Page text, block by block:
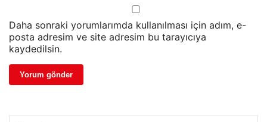
Daha sonraki yorumlarımda kullanılması için adım, e-
posta adresim ve site adresim bu tarayıcıya
kaydedilsin.